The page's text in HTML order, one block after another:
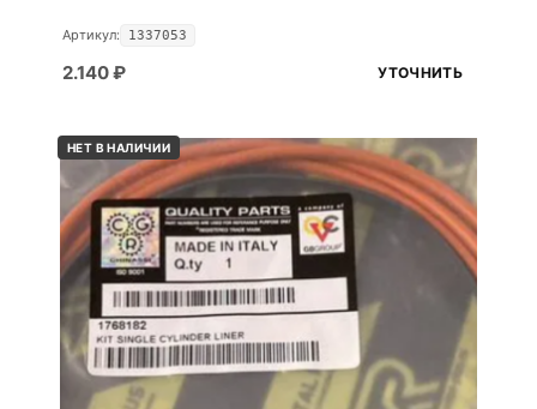
Артикул: 1337053
2.140₽ УТОЧНИТЬ
НЕТ В НАЛИЧИИ